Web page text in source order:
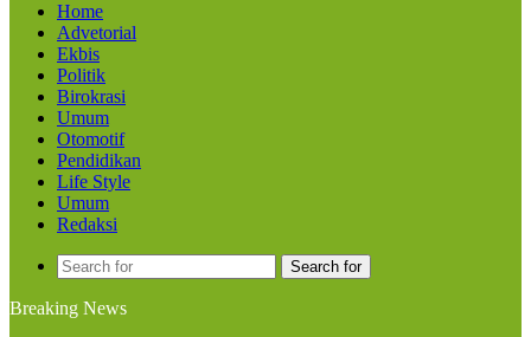
Home
Advetorial
Ekbis
Politik
Birokrasi
Umum
Otomotif
Pendidikan
Life Style
Umum
Redaksi
Search for
Breaking News